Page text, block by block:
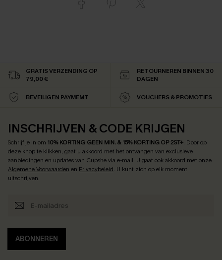
GRATIS VERZENDING OP
79,00 €
RETOURNEREN BINNEN 30
DAGEN
BEVEILIGEN PAYMEMT VOUCHERS & PROMOTIES
INSCHRIJVEN & CODE KRIJGEN
Schrijf je in om 10% KORTING GEEN MIN. & 15% KORTING OP 2ST+. Door op
deze knop te klikken, gaat u akkoord met het ontvangen van exclusieve
aanbiedingen en updates van Cupshe via e-mail. U gaat ook akkoord met onze
Algemene Voorwaarden en Privacybeleid. U kunt zich op elk moment
uitschrijven.
ABONNEREN